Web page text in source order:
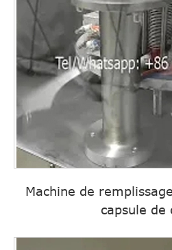
Machine de
capsule de